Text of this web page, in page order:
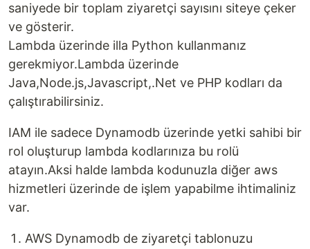
saniyede bir toplam ziyaretçi sayısını siteye çeker
ve gösterir.
Lambda üzerinde illa Python kullanmanız
gerekmiyor.Lambda üzerinde
Java,Node.js,Javascript,.Net ve PHP kodları da
çalıştırabilirsiniz.
IAM ile sadece Dynamodb üzerinde yetki sahibi bir
rol oluşturup lambda kodlarınıza bu rolü
atayın.Aksi halde lambda kodunuzla diğer aws
hizmetleri üzerinde de işlem yapabilme ihtimaliniz
var.
AWS Dynamodb de ziyaretçi tablonuzu